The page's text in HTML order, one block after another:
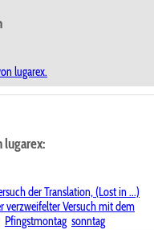
lugarex.
lugarex:
der Translation, (Lost in ...)
verzweifelter Versuch mit dem
Pfingstmontag sonntag